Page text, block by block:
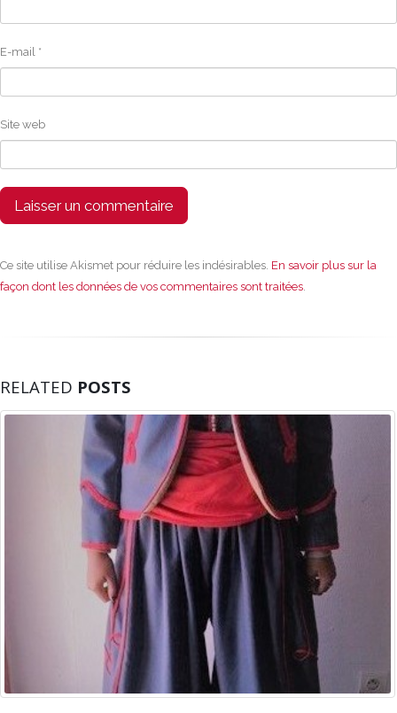
E-mail *
Site web
Ce site utilise Akismet pour réduire les indésirables. En savoir plus sur la
façon dont les données de vos commentaires sont traitées.
RELATED POSTS